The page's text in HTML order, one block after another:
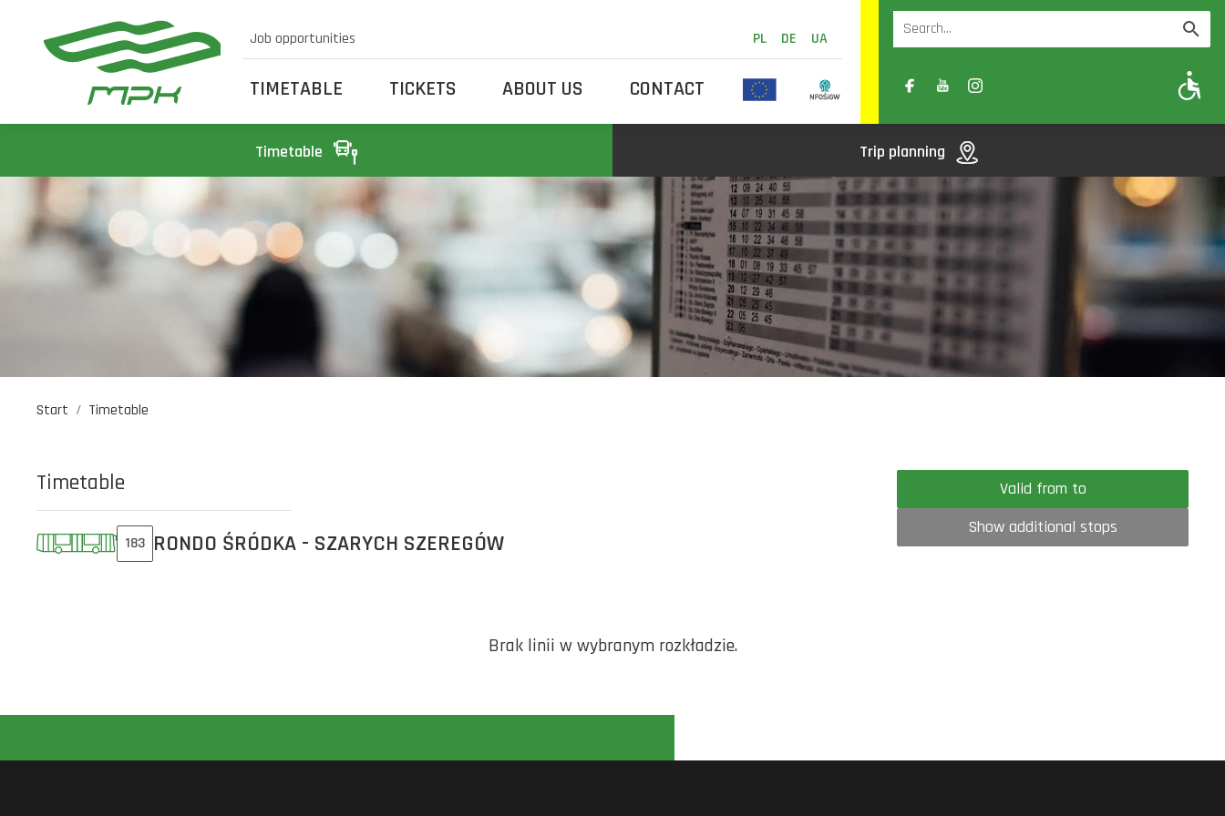
Job opportunities PL DE UA
TIMETABLE TICKETS ABOUT US CONTACT A- A A+
Timetable Trip planning
Start Timetable
Timetable
183 RONDO ŚRÓDKA - SZARYCH SZEREGÓW
Valid from to
Show additional stops
Brak linii w wybranym rozkładzie.